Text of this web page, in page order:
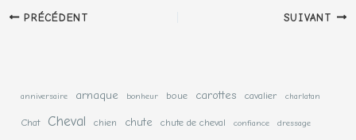
PRÉCÉDENT SUIVANT
anniversaire arnaque bonheur boue carottes cavalier charlatan
Chat Cheval chien chute chute de cheval confiance dressage